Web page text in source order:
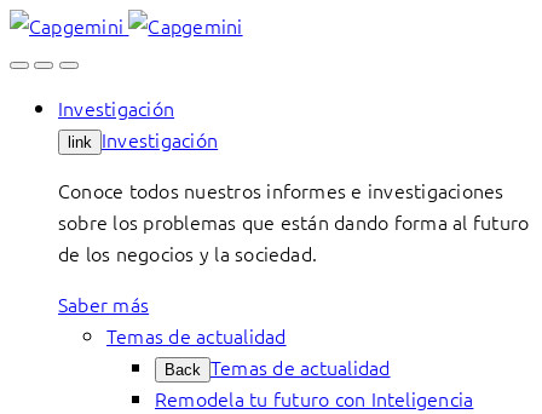
Skip
to
Investigación
link Investigación
Conoce todos nuestros informes e investigaciones
sobre los problemas que están dando forma al futuro
de los negocios y la sociedad.
Saber más
Temas de actualidad
Back Temas de actualidad
Remodela tu futuro con Inteligencia